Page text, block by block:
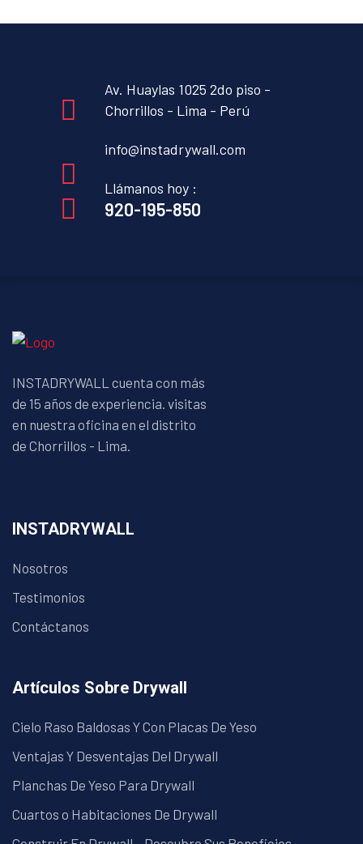
Av. Huaylas 1025 2do piso -
Chorrillos - Lima - Perú
info@instadrywall.com
Llámanos hoy :
920-195-850
INSTADRYWALL cuenta con más
de 15 años de experiencia. visitas
en nuestra oficina en el distrito
de Chorrillos - Lima.
INSTADRYWALL
Nosotros
Testimonios
Contáctanos
Artículos Sobre Drywall
Cielo Raso Baldosas Y Con Placas De Yeso
Ventajas Y Desventajas Del Drywall
Planchas De Yeso Para Drywall
Cuartos o Habitaciones De Drywall